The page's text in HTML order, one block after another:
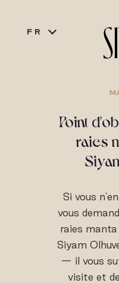
FR
Point
raies
Si vous
vous
raies manta
Siyam
— il vous
visite et